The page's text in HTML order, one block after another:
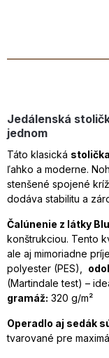
Jedálenská
jednom
Táto klasická
ľahko a moderne.
stenšené spojené
dodáva stabilitu a
Čalúnenie z látky
konštrukciou. Tento
ale aj mimoriadne
polyester (PES),
(Martindale test) –
gramáž: 320 g/m²
Operadlo aj sedák
tvarované pre